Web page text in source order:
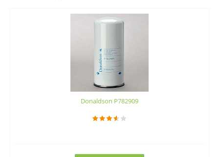
Donaldson P782909